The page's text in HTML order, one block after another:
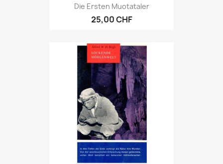
Die Ersten Muotataler
25,00 CHF